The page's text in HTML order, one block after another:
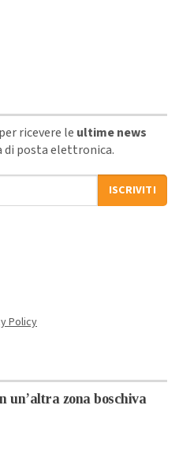
ricevere le ultime news
posta elettronica.
ISCRIVITI
Policy
un’altra zona boschiva